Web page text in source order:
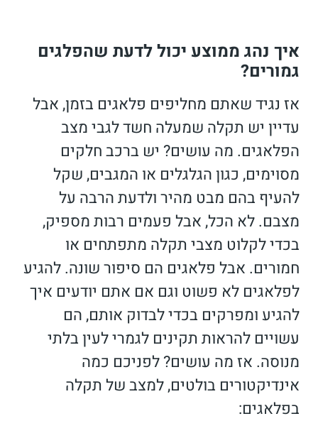
איך נהג ממוצע יכול לדעת שהפלגים
גמורים?
אז נגיד שאתם מחליפים פלאגים בזמן, אבל
עדיין יש תקלה שמעלה חשד לגבי מצב
הפלאגים. מה עושים? יש ברכב חלקים
מסוימים, כגון הגלגלים או המגבים, שקל
להעיף בהם מבט מהיר ולדעת הרבה על
מצבם. לא הכל, אבל פעמים רבות מספיק,
בכדי לקלוט מצבי תקלה מתפתחים או
חמורים. אבל פלאגים הם סיפור שונה. להגיע
לפלאגים לא פשוט וגם אם אתם יודעים איך
להגיע ומפרקים בכדי לבדוק אותם, הם
עשויים להראות תקינים לגמרי לעין בלתי
מנוסה. אז מה עושים? לפניכם כמה
אינדיקטורים בולטים, למצב של תקלה
בפלאגים: